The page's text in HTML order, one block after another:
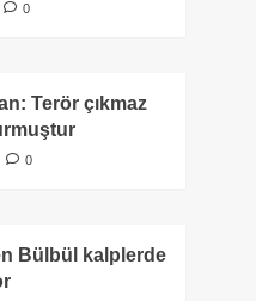
0
Terör çıkmaz
0
Bülbül kalplerde